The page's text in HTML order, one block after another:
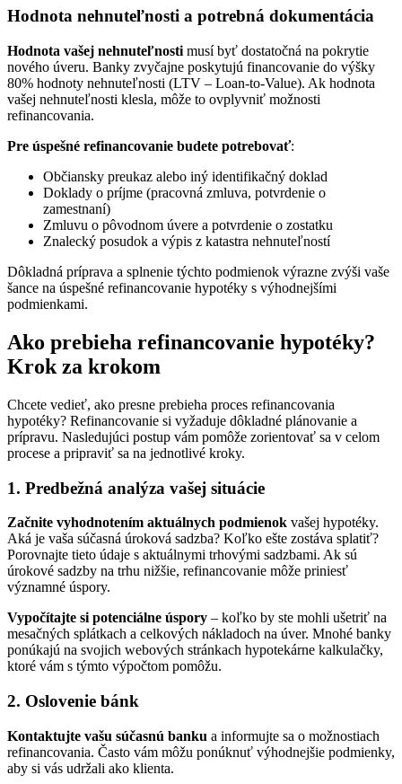
Hodnota nehnuteľnosti a potrebná dokumentácia
Hodnota vašej nehnuteľnosti musí byť dostatočná na pokrytie
nového úveru. Banky zvyčajne poskytujú financovanie do výšky
80% hodnoty nehnuteľnosti (LTV – Loan-to-Value). Ak hodnota
vašej nehnuteľnosti klesla, môže to ovplyvniť možnosti
refinancovania.
Pre úspešné refinancovanie budete potrebovať:
Občiansky preukaz alebo iný identifikačný doklad
Doklady o príjme (pracovná zmluva, potvrdenie o
zamestnaní)
Zmluvu o pôvodnom úvere a potvrdenie o zostatku
Znalecký posudok a výpis z katastra nehnuteľností
Dôkladná príprava a splnenie týchto podmienok výrazne zvýši vaše
šance na úspešné refinancovanie hypotéky s výhodnejšími
podmienkami.
Ako prebieha refinancovanie hypotéky?
Krok za krokom
Chcete vedieť, ako presne prebieha proces refinancovania
hypotéky? Refinancovanie si vyžaduje dôkladné plánovanie a
prípravu. Nasledujúci postup vám pomôže zorientovať sa v celom
procese a pripraviť sa na jednotlivé kroky.
1. Predbežná analýza vašej situácie
Začnite vyhodnotením aktuálnych podmienok vašej hypotéky.
Aká je vaša súčasná úroková sadzba? Koľko ešte zostáva splatiť?
Porovnajte tieto údaje s aktuálnymi trhovými sadzbami. Ak sú
úrokové sadzby na trhu nižšie, refinancovanie môže priniesť
významné úspory.
Vypočítajte si potenciálne úspory – koľko by ste mohli ušetriť na
mesačných splátkach a celkových nákladoch na úver. Mnohé banky
ponúkajú na svojich webových stránkach hypotekárne kalkulačky,
ktoré vám s týmto výpočtom pomôžu.
2. Oslovenie bánk
Kontaktujte vašu súčasnú banku a informujte sa o možnostiach
refinancovania. Často vám môžu ponúknuť výhodnejšie podmienky,
aby si vás udržali ako klienta.